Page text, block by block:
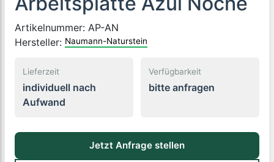
Artikelnummer: AP-AN
Hersteller: Naumann-Naturstein
Lieferzeit
individuell nach
Aufwand
Verfügbarkeit
bitte anfragen
Jetzt Anfrage stellen